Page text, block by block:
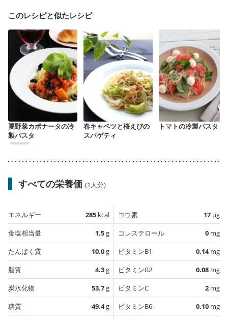
このレシピと似たレシピ
夏野菜カポナータの冷
製パスタ
春キャベツと桜えびの
スパゲティ
トマトの冷製パスタ
すべての栄養価 (1人分)
エネルギー 285 kcal
食塩相当量
1.5g
たんぱく質
10.0g
脂質
4.3g
炭水化物
53.7g
糖質
49.4g
ヨウ素 17 µg
コレステロール
0 mg
ビタミンB1
0.14mg
ビタミンB2
0.08 mg
ビタミンC
2 mg
ビタミンB6
0.10 mg